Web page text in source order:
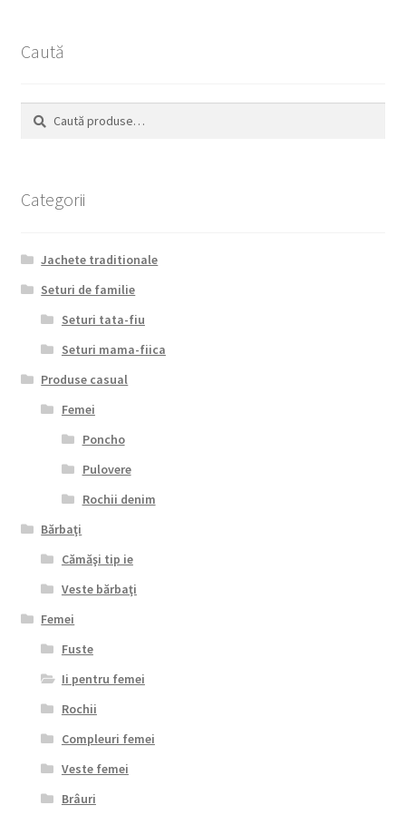
alese
Caută
Caută
după:
Caută
Categorii
Jachete traditionale
Seturi de familie
Seturi tata-fiu
Seturi mama-fiica
Produse casual
Femei
Poncho
Pulovere
Rochii denim
Bărbaţi
Cămăşi tip ie
Veste bărbaţi
Femei
Fuste
Ii pentru femei
Rochii
Compleuri femei
Veste femei
Brâuri